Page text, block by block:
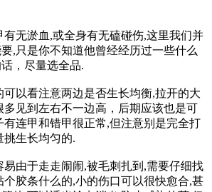
有无淤血,或全身有无磕碰伤,这里我们并
,只是你不知道他曾经经历过一些什么
，尽量选全品.
可以看注意两边是否生长均衡,拉开的大
多见到左右不一边高，后期应该也是可
有连甲和错甲很正常,但注意别是完全打
挑生长均匀的.
易由于走走闹闹,被毛刺扎到,需要仔细找
个胶条什么的,小的伤口可以很快愈合,甚